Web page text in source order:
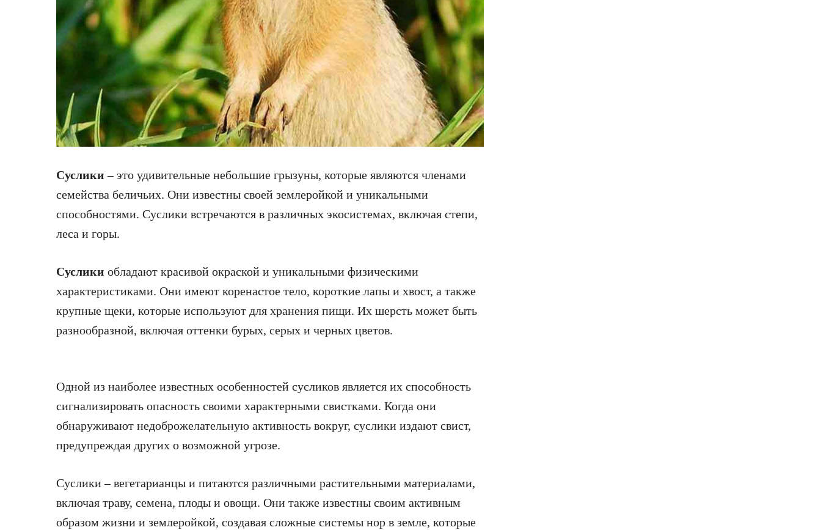
Суслики – это удивительные небольшие грызуны, которые являются членами
семейства беличьих. Они известны своей землеройкой и уникальными
способностями. Суслики встречаются в различных экосистемах, включая степи,
леса и горы.
Суслики обладают красивой окраской и уникальными физическими
характеристиками. Они имеют коренастое тело, короткие лапы и хвост, а также
крупные щеки, которые используют для хранения пищи. Их шерсть может быть
разнообразной, включая оттенки бурых, серых и черных цветов.
Одной из наиболее известных особенностей сусликов является их способность
сигнализировать опасность своими характерными свистками. Когда они
обнаруживают недоброжелательную активность вокруг, суслики издают свист,
предупреждая других о возможной угрозе.
Суслики – вегетарианцы и питаются различными растительными материалами,
включая траву, семена, плоды и овощи. Они также известны своим активным
образом жизни и землеройкой, создавая сложные системы нор в земле, которые